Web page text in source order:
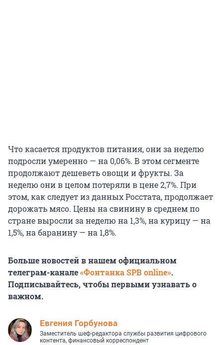
Что касается продуктов питания, они за неделю
подросли умеренно — на 0,06%. В этом сегменте
продолжают дешеветь овощи и фрукты. За
неделю они в целом потеряли в цене 2,7%. При
этом, как следует из данных Росстата, продолжает
дорожать мясо. Цены на свинину в среднем по
стране выросли за неделю на 1,3%, на курицу — на
1,5%, на баранину — на 1,8%.
Больше новостей в нашем официальном
телеграм-канале«Фонтанка SPB online».
Подписывайтесь, чтобы первыми узнавать о
важном.
Евгения Горбунова
Заместитель шеф-редактора службы развития цифрового
контента, финансовый корреспондент